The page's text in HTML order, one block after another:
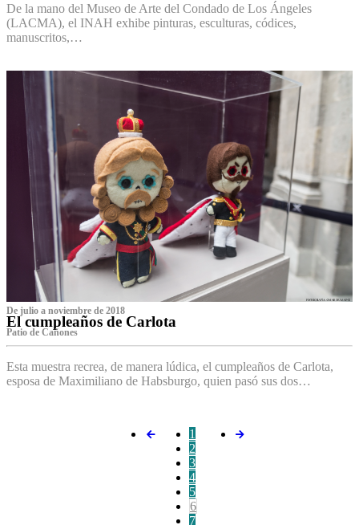
De la mano del Museo de Arte del Condado de Los Ángeles
(LACMA), el INAH exhibe pinturas, esculturas, códices,
manuscritos,…
De julio a noviembre de 2018
El cumpleaños de Carlota
Patio de Cañones
Esta muestra recrea, de manera lúdica, el cumpleaños de Carlota,
esposa de Maximiliano de Habsburgo, quien pasó sus dos…
1
2
3
4
5
6
7